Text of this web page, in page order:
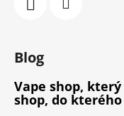
Blog
Vape shop,
shop, do